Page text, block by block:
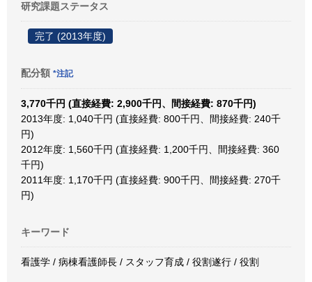
研究課題ステータス
完了 (2013年度)
配分額 *注記
3,770千円 (直接経費: 2,900千円、間接経費: 870千円)
2013年度: 1,040千円 (直接経費: 800千円、間接経費: 240千
円)
2012年度: 1,560千円 (直接経費: 1,200千円、間接経費: 360
千円)
2011年度: 1,170千円 (直接経費: 900千円、間接経費: 270千
円)
キーワード
看護学 / 病棟看護師長 / スタッフ育成 / 役割遂行 / 役割